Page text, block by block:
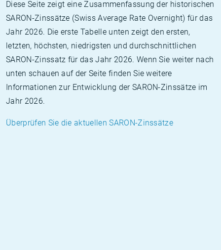
Diese Seite zeigt eine Zusammenfassung der historischen
SARON-Zinssätze (Swiss Average Rate Overnight) für das
Jahr 2026. Die erste Tabelle unten zeigt den ersten,
letzten, höchsten, niedrigsten und durchschnittlichen
SARON-Zinssatz für das Jahr 2026. Wenn Sie weiter nach
unten schauen auf der Seite finden Sie weitere
Informationen zur Entwicklung der SARON-Zinssätze im
Jahr 2026.
Überprüfen Sie die aktuellen SARON-Zinssätze